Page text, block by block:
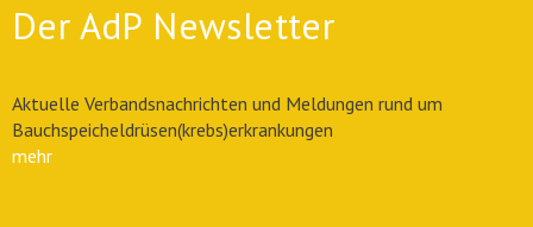
Der AdP Newsletter
Aktuelle Verbandsnachrichten und Meldungen rund um
Bauchspeicheldrüsen(krebs)erkrankungen
mehr